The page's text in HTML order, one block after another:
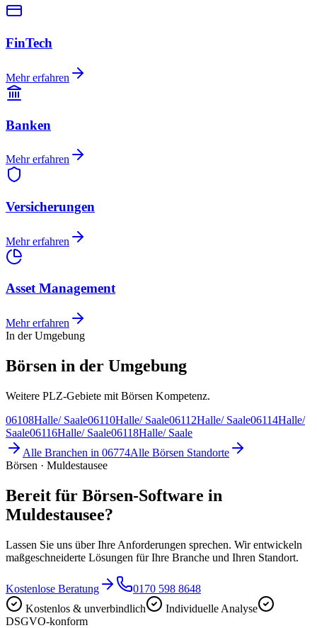
FinTech
Mehr erfahren
Banken
Mehr erfahren
Versicherungen
Mehr erfahren
Asset Management
Mehr erfahren
In der Umgebung
Börsen in der Umgebung
Weitere PLZ-Gebiete mit Börsen Kompetenz.
06108Halle/ Saale06110Halle/ Saale06112Halle/ Saale06114Halle/
Saale06116Halle/ Saale06118Halle/ Saale
Alle Branchen in 06774Alle Börsen Standorte
Börsen · Muldestausee
Bereit für Börsen-Software in
Muldestausee?
Lassen Sie uns über Ihre Anforderungen sprechen. Wir entwickeln
maßgeschneiderte Lösungen für Ihre Branche und Ihren Standort.
Kostenlose Beratung
0170 598 8648
Kostenlos & unverbindlich
Individuelle Analyse
DSGVO-konform